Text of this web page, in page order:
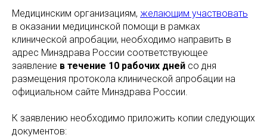
Медицинским организациям, желающим участвовать
в оказании медицинской помощи в рамках
клинической апробации, необходимо направить в
адрес Минздрава России соответствующее
заявление в течение 10 рабочих дней со дня
размещения протокола клинической апробации на
официальном сайте Минздрава России.
К заявлению необходимо приложить копии следующих
документов: